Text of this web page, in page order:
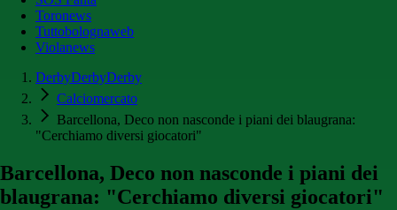
Toronews
Tuttobolognaweb
Violanews
DerbyDerbyDerby
Calciomercato
Barcellona, Deco non nasconde i piani dei blaugrana:
"Cerchiamo diversi giocatori"
Barcellona, Deco non nasconde i piani dei
blaugrana: "Cerchiamo diversi giocatori"